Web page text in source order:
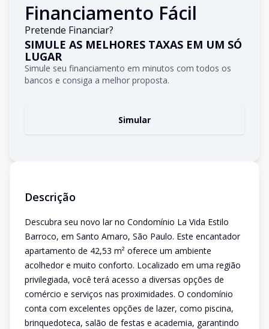
Financiamento Fácil
Pretende Financiar?
SIMULE AS MELHORES TAXAS EM UM SÓ
LUGAR
Simule seu financiamento em minutos com todos os
bancos e consiga a melhor proposta.
Simular
Descrição
Descubra seu novo lar no Condomínio La Vida Estilo
Barroco, em Santo Amaro, São Paulo. Este encantador
apartamento de 42,53 m² oferece um ambiente
acolhedor e muito conforto. Localizado em uma região
privilegiada, você terá acesso a diversas opções de
comércio e serviços nas proximidades. O condomínio
conta com excelentes opções de lazer, como piscina,
brinquedoteca, salão de festas e academia, garantindo